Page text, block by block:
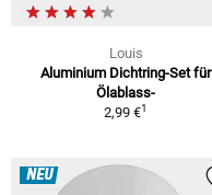
Louis
Aluminium Dichtring-Set für
Ölablass-
2,99 €1
NEU